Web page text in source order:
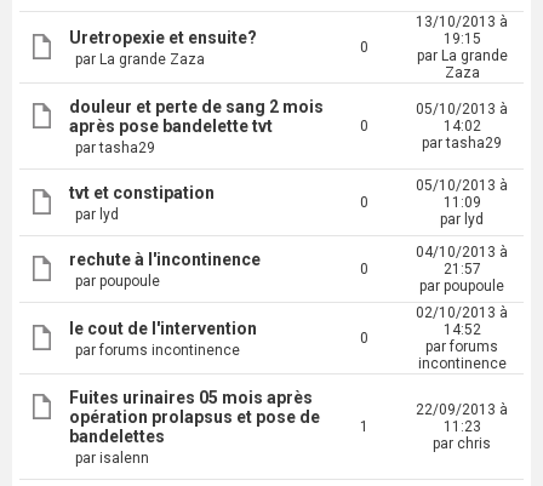
Uretropexie et ensuite?
par La grande Zaza
0
13/10/2013 à
19:15
par La grande
Zaza
douleur et perte de sang 2 mois
après pose bandelette tvt
par tasha29
0
05/10/2013 à
14:02
par tasha29
tvt et constipation
par lyd
0
05/10/2013 à
11:09
par lyd
rechute à l'incontinence
par poupoule
0
04/10/2013 à
21:57
par poupoule
le cout de l'intervention
par forums incontinence
0
02/10/2013 à
14:52
par forums
incontinence
Fuites urinaires 05 mois après
opération prolapsus et pose de
bandelettes
par isalenn
1
22/09/2013 à
11:23
par chris